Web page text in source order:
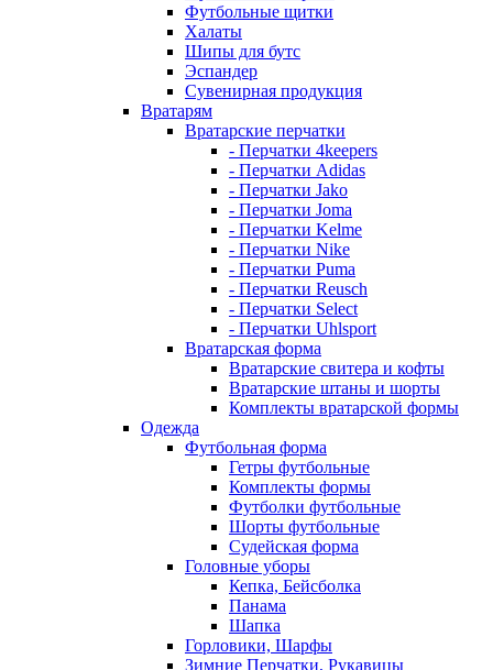
Футбольные щитки
Халаты
Шипы для бутс
Эспандер
Сувенирная продукция
Вратарям
Вратарские перчатки
- Перчатки 4keepers
- Перчатки Adidas
- Перчатки Jako
- Перчатки Joma
- Перчатки Kelme
- Перчатки Nike
- Перчатки Puma
- Перчатки Reusch
- Перчатки Select
- Перчатки Uhlsport
Вратарская форма
Вратарские свитера и кофты
Вратарские штаны и шорты
Комплекты вратарской формы
Одежда
Футбольная форма
Гетры футбольные
Комплекты формы
Футболки футбольные
Шорты футбольные
Судейская форма
Головные уборы
Кепка, Бейсболка
Панама
Шапка
Горловики, Шарфы
Зимние Перчатки, Рукавицы